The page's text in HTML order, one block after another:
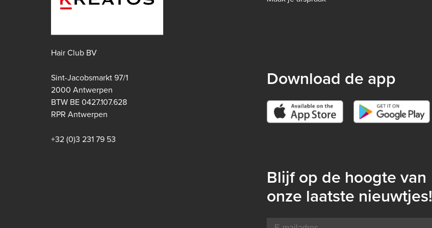
Hair Club BV
Sint-Jacobsmarkt 97/1
2000 Antwerpen
BTW BE 0427.107.628
RPR Antwerpen
+32 (0)3 231 79 53
Download de app
Apple store
Blijf op de hoogte van
onze laatste nieuwtjes!